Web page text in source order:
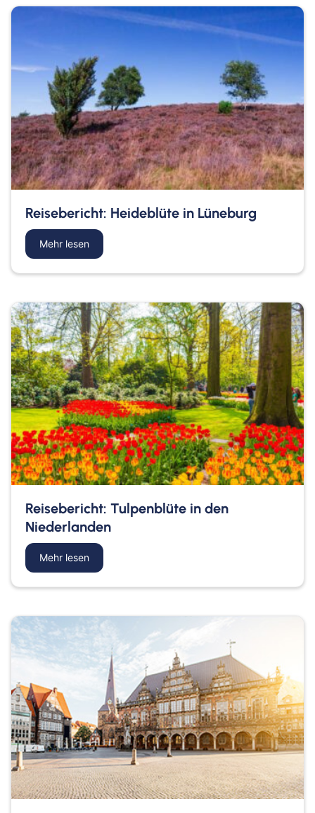
Reisebericht: Heideblüte in Lüneburg
Mehr lesen
Reisebericht: Tulpenblüte in den
Niederlanden
Mehr lesen